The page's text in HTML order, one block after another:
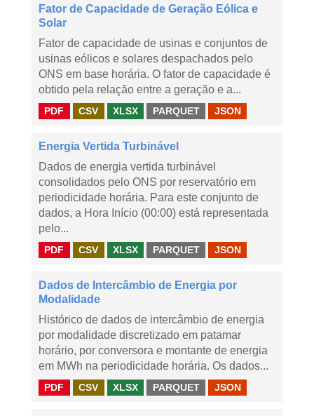
Fator de Capacidade de Geração Eólica e
Solar
Fator de capacidade de usinas e conjuntos de
usinas eólicos e solares despachados pelo
ONS em base horária. O fator de capacidade é
obtido pela relação entre a geração e a...
PDF CSV XLSX PARQUET JSON
Energia Vertida Turbinável
Dados de energia vertida turbinável
consolidados pelo ONS por reservatório em
periodicidade horária. Para este conjunto de
dados, a Hora Início (00:00) está representada
pelo...
PDF CSV XLSX PARQUET JSON
Dados de Intercâmbio de Energia por
Modalidade
Histórico de dados de intercâmbio de energia
por modalidade discretizado em patamar
horário, por conversora e montante de energia
em MWh na periodicidade horária. Os dados...
PDF CSV XLSX PARQUET JSON